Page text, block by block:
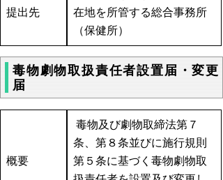
提出先
在地を所管する総合事務所
（保健所）
毒物劇物取扱責任者設置届・変更
届
概要
毒物及び劇物取締法第７
条、第８条並びに施行規則
第５条に基づく毒物劇物取